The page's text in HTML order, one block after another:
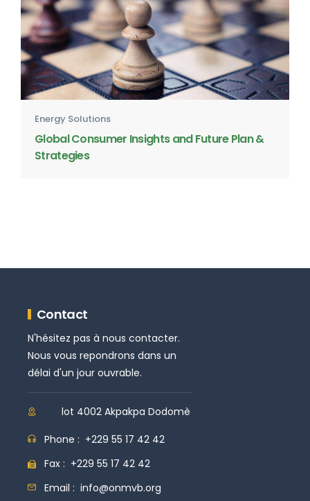
Energy Solutions
Global Consumer Insights and Future Plan &
Strategies
Contact
N'hésitez pas à nous contacter.
Nous vous repondrons dans un
délai d'un jour ouvrable.
lot 4002 Akpakpa Dodomè
Phone : +229 55 17 42 42
Fax : +229 55 17 42 42
Email : info@onmvb.org